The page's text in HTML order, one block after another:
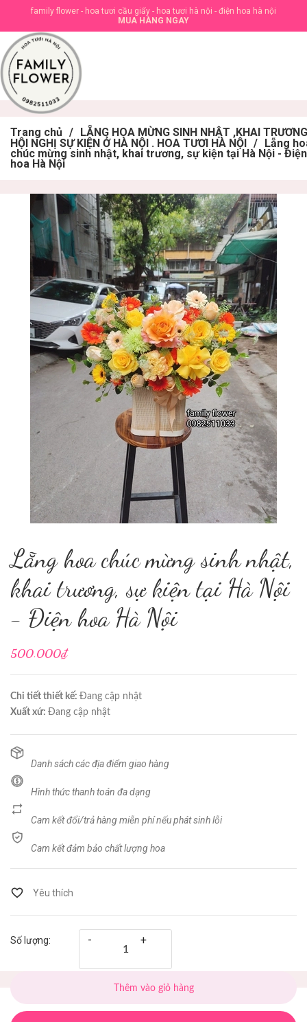
family flower - hoa tươi cầu giấy - hoa tươi hà nội - điện hoa hà nội
MUA HÀNG NGAY
Trang chủ / LẴNG HOA MỪNG SINH NHẬT ,KHAI
HỘI NGHỊ SỰ KIỆN Ở HÀ NỘI . HOA TƯƠI HÀ NỘI / Lẵng
chúc mừng sinh nhật, khai trương, sự kiện tại Hà Nội - Điện
hoa Hà Nội
Lẵng hoa chúc mừng sinh nhật,
khai trương, sự kiện tại Hà Nội
- Điện hoa Hà Nội
500.000₫
Chi tiết thiết kế: Đang cập nhật
Xuất xứ: Đang cập nhật
Danh sách các địa điểm giao hàng
Hình thức thanh toán đa dạng
Cam kết đổi/trả hàng miễn phí nếu phát sinh lỗi
Cam kết đảm bảo chất lượng hoa
Số lượng: - +
Thêm vào giỏ hàng